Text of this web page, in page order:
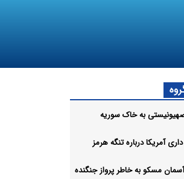
صهیونیستی به خاک سوریه
آمریکا درباره تنگه هرمز
مسکو به خاطر پرواز جنگنده